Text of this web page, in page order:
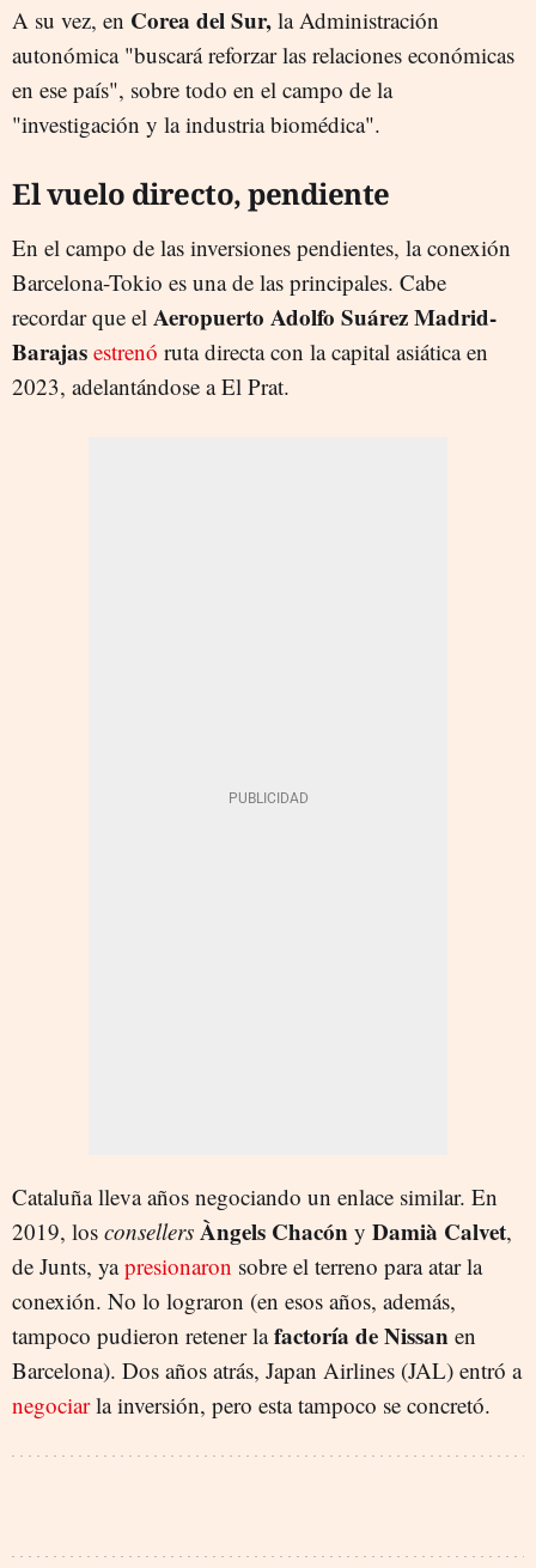
A su vez, en Corea del Sur, la Administración
autonómica "buscará reforzar las relaciones económicas
en ese país", sobre todo en el campo de la
"investigación y la industria biomédica".
El vuelo directo, pendiente
En el campo de las inversiones pendientes, la conexión
Barcelona-Tokio es una de las principales. Cabe
recordar que el Aeropuerto Adolfo Suárez Madrid-
Barajas estrenó ruta directa con la capital asiática en
2023, adelantándose a El Prat.
Cataluña lleva años negociando un enlace similar. En
2019, los consellers Àngels Chacón y Damià Calvet,
de Junts, yapresionaron sobre el terreno para atar la
conexión. No lo lograron (en esos años, además,
tampoco pudieron retener lafactoría de Nissan en
Barcelona). Dos años atrás, Japan Airlines (JAL) entró a
negociarla inversión, pero esta tampoco se concretó.